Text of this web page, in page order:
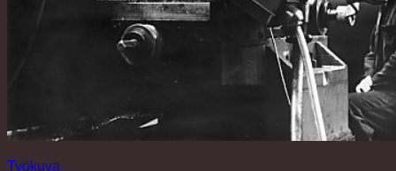
Työkuva